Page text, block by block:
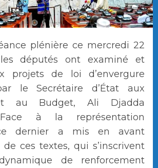
plénière ce mercredi 22
députés ont examiné et
projets de loi d’envergure
le Secrétaire d’État aux
au Budget, Ali Djadda
à la représentation
dernier a mis en avant
de ces textes, qui s’inscrivent
de renforcement